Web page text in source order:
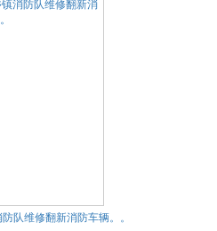
队维修翻新消防车辆。。